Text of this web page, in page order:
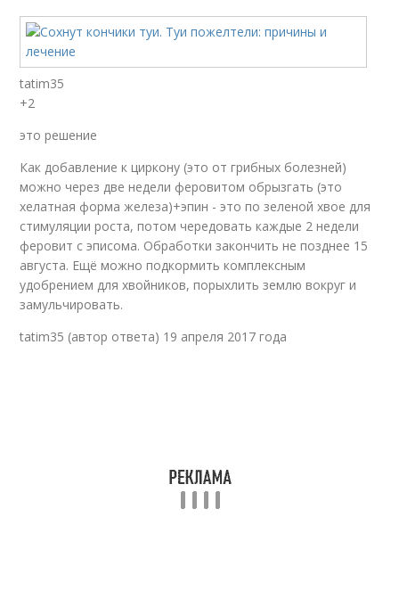
tatim35
+2
это решение
Как добавление к циркону (это от грибных болезней)
можно через две недели феровитом обрызгать (это
хелатная форма железа)+эпин - это по зеленой хвое для
стимуляции роста, потом чередовать каждые 2 недели
феровит с эписома. Обработки закончить не позднее 15
августа. Ещё можно подкормить комплексным
удобрением для хвойников, порыхлить землю вокруг и
замульчировать.
tatim35 (автор ответа) 19 апреля 2017 года